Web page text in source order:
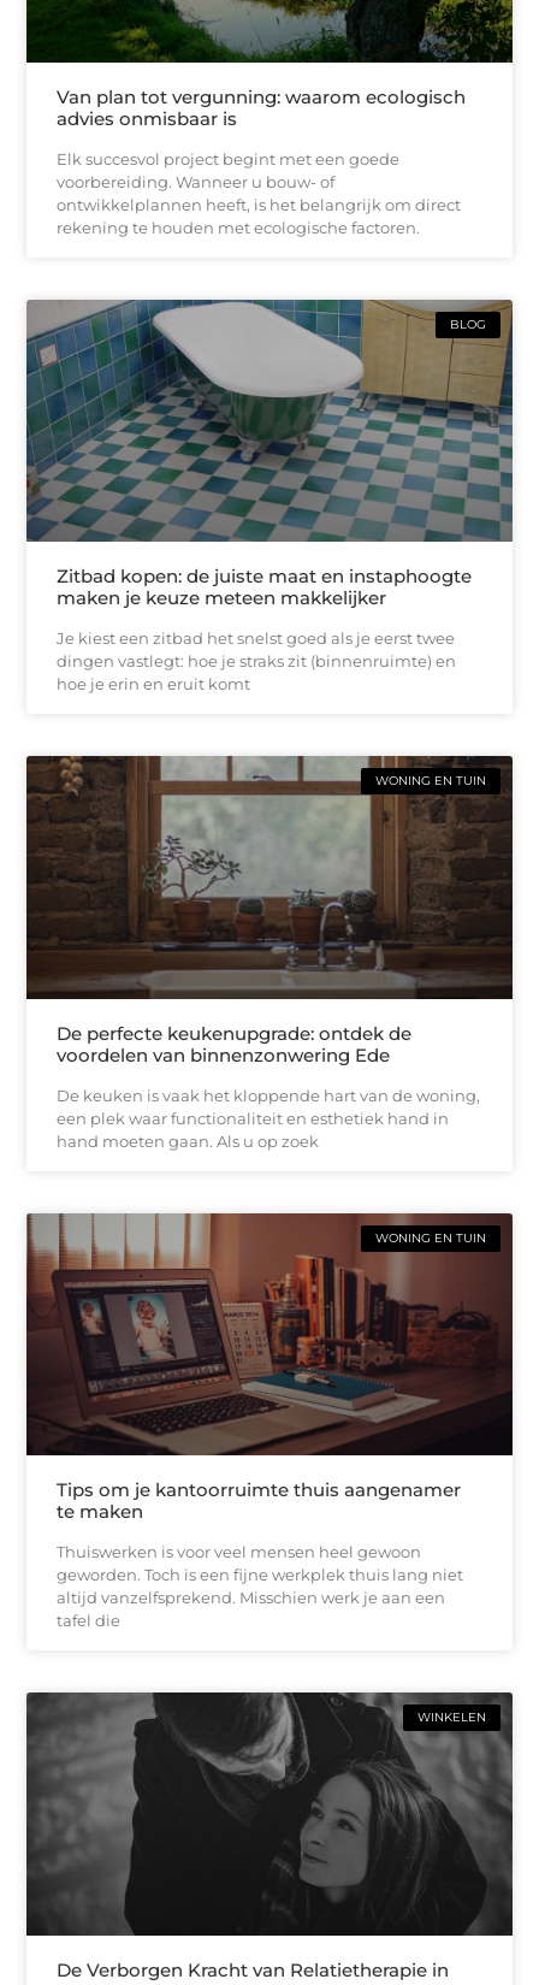
Van plan tot vergunning: waarom ecologisch
advies onmisbaar is
Elk succesvol project begint met een goede
voorbereiding. Wanneer u bouw- of
ontwikkelplannen heeft, is het belangrijk om direct
rekening te houden met ecologische factoren.
BLOG
Zitbad kopen: de juiste maat en instaphoogte
maken je keuze meteen makkelijker
Je kiest een zitbad het snelst goed als je eerst twee
dingen vastlegt: hoe je straks zit (binnenruimte) en
hoe je erin en eruit komt
WONING EN TUIN
De perfecte keukenupgrade: ontdek de
voordelen van binnenzonwering Ede
De keuken is vaak het kloppende hart van de woning,
een plek waar functionaliteit en esthetiek hand in
hand moeten gaan. Als u op zoek
WONING EN TUIN
Tips om je kantoorruimte thuis aangenamer
te maken
Thuiswerken is voor veel mensen heel gewoon
geworden. Toch is een fijne werkplek thuis lang niet
altijd vanzelfsprekend. Misschien werk je aan een
tafel die
WINKELEN
De Verborgen Kracht van Relatietherapie in